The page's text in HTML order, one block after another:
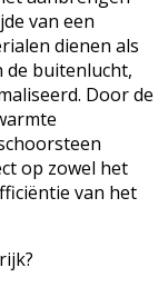
van een
dienen als
de buitenlucht,
Door de
op zowel het
van het